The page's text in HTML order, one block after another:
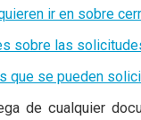
ir en sobre
sobre las
que se pueden
de cualquier